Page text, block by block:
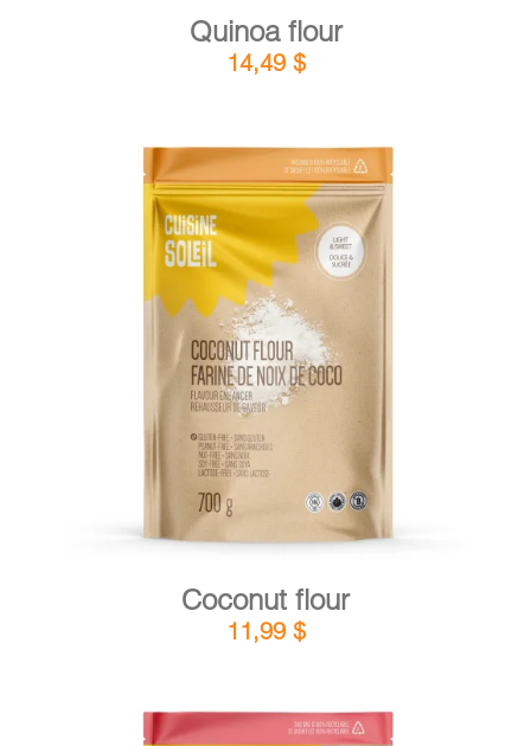
Quinoa flour
14,49 $
ADD TO CART DETAILS
Coconut flour
11,99 $